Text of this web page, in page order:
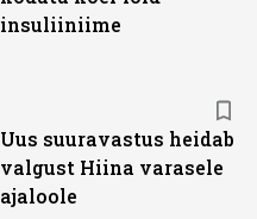
insuliiniime
Uus suuravastus heidab
valgust Hiina varasele
ajaloole